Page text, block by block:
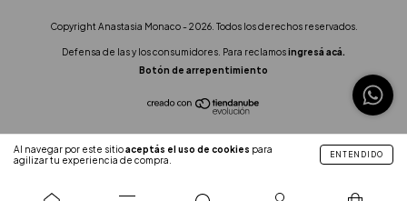
Al navegar por este sitioaceptás el uso de cookies para
agilizar tu experiencia de compra.
ENTENDIDO
Copyright Anastasia Monaco - 2026. Todos los derechos reservados.
Defensa de las y los consumidores. Para reclamosingresá acá.
Botón de arrepentimiento